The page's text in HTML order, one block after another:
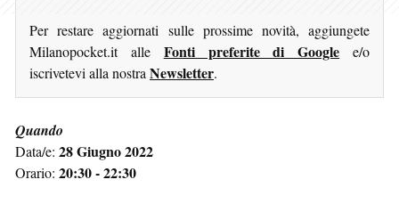
Per restare aggiornati sulle prossime novità, aggiungete
Milanopocket.it alle Fonti preferite di Google e/o
iscrivetevi alla nostra Newsletter.
Quando
Data/e: 28 Giugno 2022
Orario: 20:30 - 22:30